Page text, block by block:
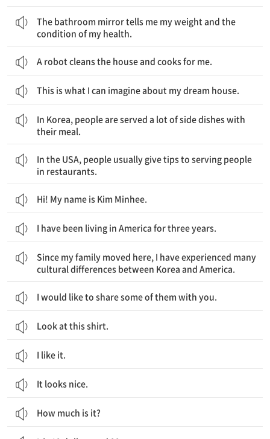
The bathroom mirror tells me my weight and the
condition of my health.
A robot cleans the house and cooks for me.
This is what I can imagine about my dream house.
In Korea, people are served a lot of side dishes with
their meal.
In the USA, people usually give tips to serving people
in restaurants.
Hi! My name is Kim Minhee.
I have been living in America for three years.
Since my family moved here, I have experienced many
cultural differences between Korea and America.
I would like to share some of them with you.
Look at this shirt.
I like it.
It looks nice.
How much is it?